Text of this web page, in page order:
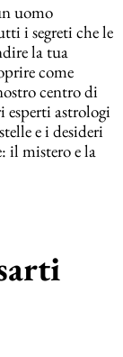
uomo
i segreti che le
la tua
come
centro di
esperti astrologi
e i desideri
il mistero e la